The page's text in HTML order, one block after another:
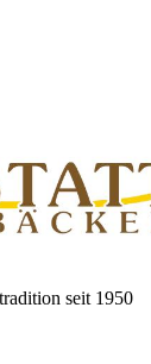
seit 1950